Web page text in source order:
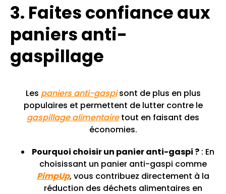
3. Faites confiance aux
paniers anti-
gaspillage
Les paniers anti-gaspisont de plus en plus
populaires et permettent de lutter contre le
gaspillage alimentairetout en faisant des
économies.
Pourquoi choisir un panier anti-gaspi ? : En
choisissant un panier anti-gaspi comme
PimpUp, vous contribuez directement à la
réduction des déchets alimentaires en